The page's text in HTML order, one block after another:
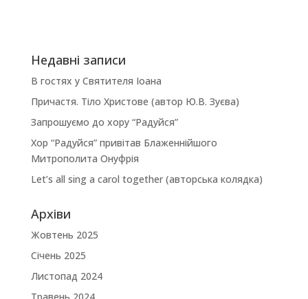
Недавні записи
В гостях у Святителя Іоана
Причастя. Тіло Христове (автор Ю.В. Зуєва)
Запрошуємо до хору “Радуйся”
Хор “Радуйся” привітав Блаженнійшого
Митрополита Онуфрія
Let’s all sing a carol together (авторська колядка)
Архіви
Жовтень 2025
Січень 2025
Листопад 2024